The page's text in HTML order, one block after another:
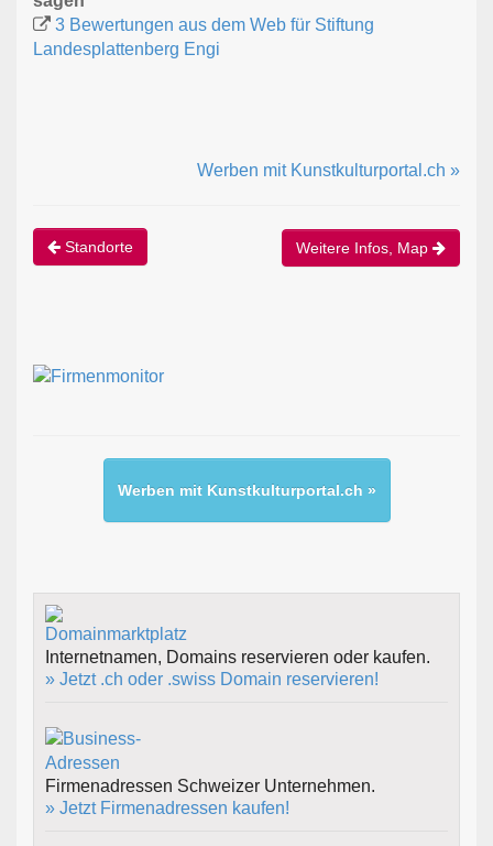
3 Bewertungen aus dem Web für Stiftung
Landesplattenberg Engi
Werben mit Kunstkulturportal.ch »
Standorte Weitere Infos, Map
Werben mit Kunstkulturportal.ch »
Internetnamen, Domains reservieren oder kaufen.
» Jetzt .ch oder .swiss Domain reservieren!
Firmenadressen Schweizer Unternehmen.
» Jetzt Firmenadressen kaufen!